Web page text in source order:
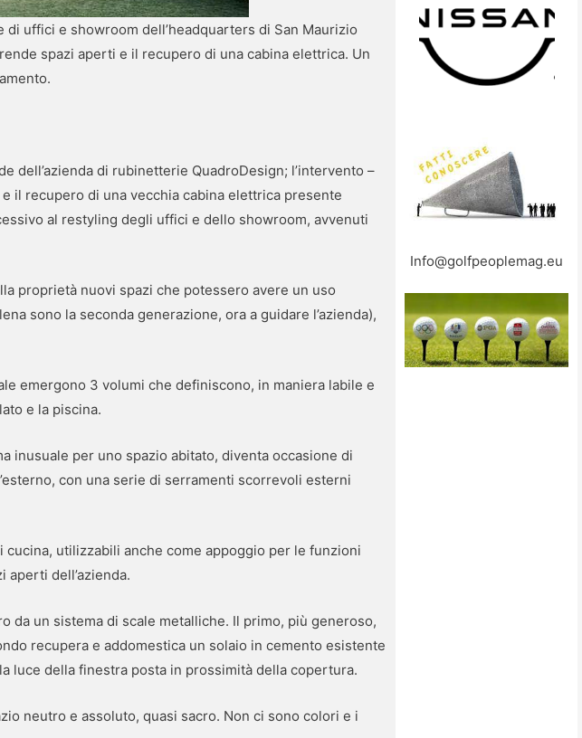
di uffici e showroom dell’headquarters di San Maurizio
spazi aperti e il recupero di una cabina elettrica. Un
dell’azienda di rubinetterie QuadroDesign; l’intervento –
il recupero di una vecchia cabina elettrica presente
al restyling degli uffici e dello showroom, avvenuti
proprietà nuovi spazi che potessero avere un uso
sono la seconda generazione, ora a guidare l’azienda),
emergono 3 volumi che definiscono, in maniera labile e
e la piscina.
inusuale per uno spazio abitato, diventa occasione di
con una serie di serramenti scorrevoli esterni
utilizzabili anche come appoggio per le funzioni
aperti dell’azienda.
da un sistema di scale metalliche. Il primo, più generoso,
recupera e addomestica un solaio in cemento esistente
luce della finestra posta in prossimità della copertura.
neutro e assoluto, quasi sacro. Non ci sono colori e i
Info@golfpeoplemag.eu